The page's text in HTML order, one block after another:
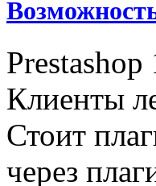
Prestashop
Клиенты
Стоит
через